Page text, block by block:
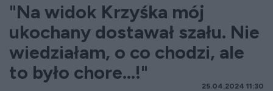
"Na widok Krzyśka mój
ukochany dostawał szału. Nie
wiedziałam, o co chodzi, ale
to było chore…!"
25.04.2024 11:30